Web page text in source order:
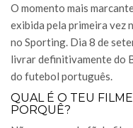
O momento mais
exibida pela primeira vez
no Sporting. Dia 8 de
livrar definitivamente do
do futebol português.
QUAL É O TEU
PORQUÊ?